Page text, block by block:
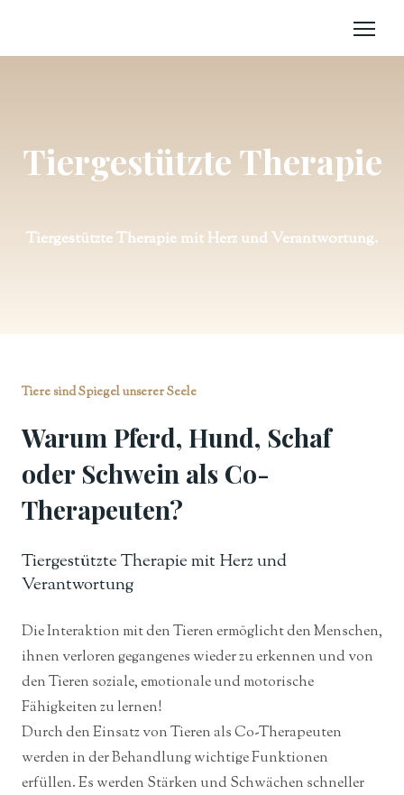
Tiergestützte Therapie
Tiergestützte Therapie mit Herz und Verantwortung.
Tiere sind Spiegel unserer Seele
Warum Pferd, Hund, Schaf
oder Schwein als Co-
Therapeuten?
Tiergestützte Therapie mit Herz und
Verantwortung
Die Interaktion mit den Tieren ermöglicht den Menschen,
ihnen verloren gegangenes wieder zu erkennen und von
den Tieren soziale, emotionale und motorische
Fähigkeiten zu lernen!
Durch den Einsatz von Tieren als Co-Therapeuten
werden in der Behandlung wichtige Funktionen
erfüllen. Es werden Stärken und Schwächen schneller